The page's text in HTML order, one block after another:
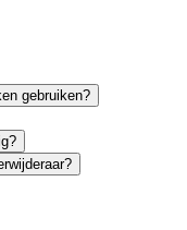
gebruiken?